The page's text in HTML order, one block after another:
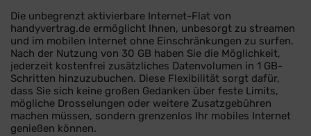
Die unbegrenzt aktivierbare Internet-Flat von
handyvertrag.de ermöglicht Ihnen, unbesorgt zu streamen
und im mobilen Internet ohne Einschränkungen zu surfen.
Nach der Nutzung von 30 GB haben Sie die Möglichkeit,
jederzeit kostenfrei zusätzliches Datenvolumen in 1 GB-
Schritten hinzuzubuchen. Diese Flexibilität sorgt dafür,
dass Sie sich keine großen Gedanken über feste Limits,
mögliche Drosselungen oder weitere Zusatzgebühren
machen müssen, sondern grenzenlos Ihr mobiles Internet
genießen können.